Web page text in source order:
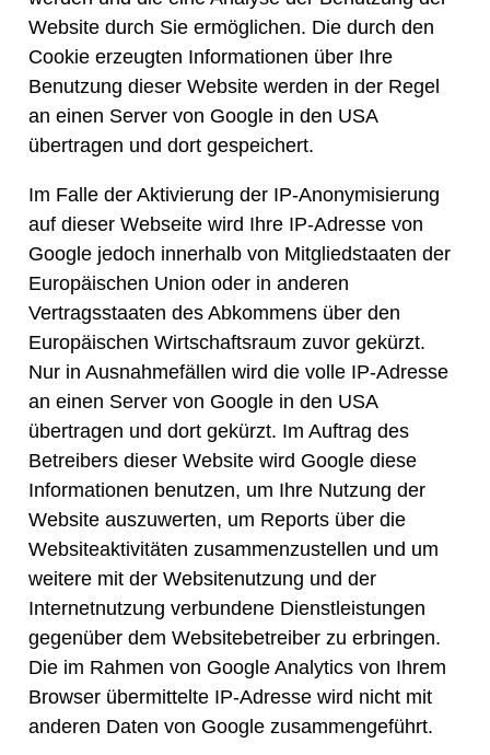
Website durch Sie ermöglichen. Die durch den
Cookie erzeugten Informationen über Ihre
Benutzung dieser Website werden in der Regel
an einen Server von Google in den USA
übertragen und dort gespeichert.
Im Falle der Aktivierung der IP-Anonymisierung
auf dieser Webseite wird Ihre IP-Adresse von
Google jedoch innerhalb von Mitgliedstaaten der
Europäischen Union oder in anderen
Vertragsstaaten des Abkommens über den
Europäischen Wirtschaftsraum zuvor gekürzt.
Nur in Ausnahmefällen wird die volle IP-Adresse
an einen Server von Google in den USA
übertragen und dort gekürzt. Im Auftrag des
Betreibers dieser Website wird Google diese
Informationen benutzen, um Ihre Nutzung der
Website auszuwerten, um Reports über die
Websiteaktivitäten zusammenzustellen und um
weitere mit der Websitenutzung und der
Internetnutzung verbundene Dienstleistungen
gegenüber dem Websitebetreiber zu erbringen.
Die im Rahmen von Google Analytics von Ihrem
Browser übermittelte IP-Adresse wird nicht mit
anderen Daten von Google zusammengeführt.